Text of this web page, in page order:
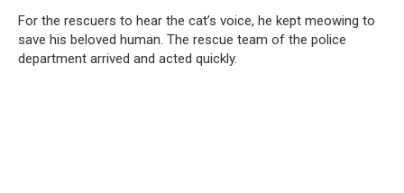
For the rescuers to hear the cat’s voice, he kept meowing to
save his beloved human. The rescue team of the police
department arrived and acted quickly.